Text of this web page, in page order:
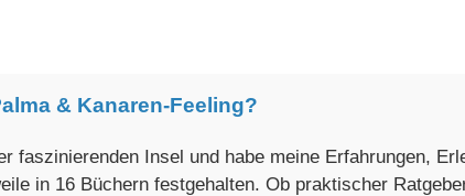
& Kanaren-Feeling?
faszinierenden Insel und habe meine Erfahrungen,
in 16 Büchern festgehalten. Ob praktischer